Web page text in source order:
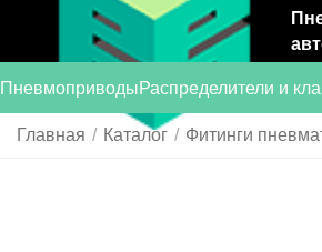
ПневмоприводыРаспределители и
Главная / Каталог / Фитинги